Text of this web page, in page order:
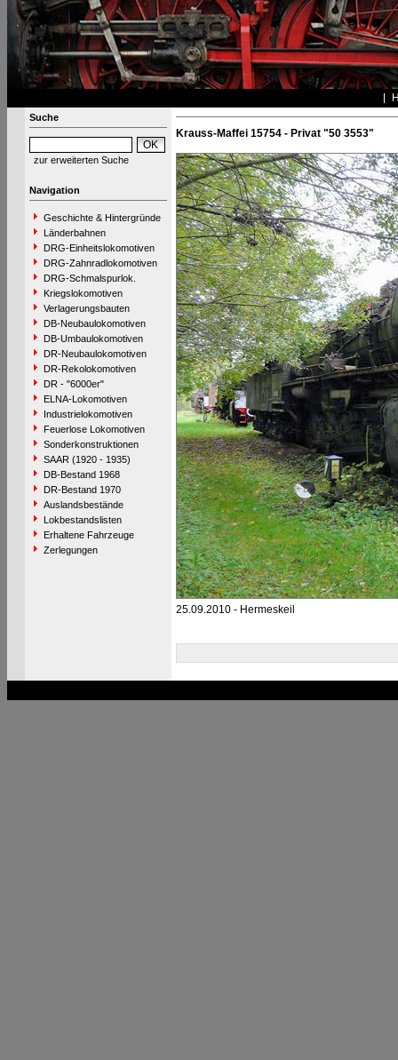
Suche
zur erweiterten Suche
Navigation
Geschichte & Hintergründe
Länderbahnen
DRG-Einheitslokomotiven
DRG-Zahnradlokomotiven
DRG-Schmalspurlok.
Kriegslokomotiven
Verlagerungsbauten
DB-Neubaulokomotiven
DB-Umbaulokomotiven
DR-Neubaulokomotiven
DR-Rekolokomotiven
DR - "6000er"
ELNA-Lokomotiven
Industrielokomotiven
Feuerlose Lokomotiven
Sonderkonstruktionen
SAAR (1920 - 1935)
DB-Bestand 1968
DR-Bestand 1970
Auslandsbestände
Lokbestandslisten
Erhaltene Fahrzeuge
Zerlegungen
Krauss-Maffei 15754 - Privat "50 3553"
25.09.2010 - Hermeskeil